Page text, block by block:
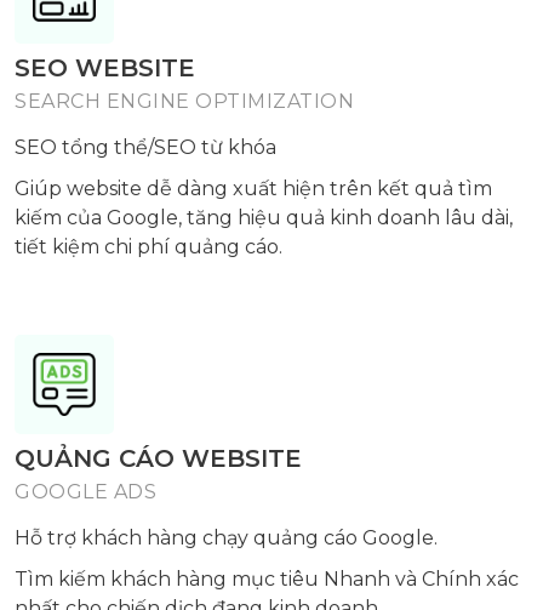
SEO WEBSITE
SEARCH ENGINE OPTIMIZATION
SEO tổng thể/SEO từ khóa
Giúp website dễ dàng xuất hiện trên kết quả tìm
kiếm của Google, tăng hiệu quả kinh doanh lâu dài,
tiết kiệm chi phí quảng cáo.
QUẢNG CÁO WEBSITE
GOOGLE ADS
Hỗ trợ khách hàng chạy quảng cáo Google.
Tìm kiếm khách hàng mục tiêu Nhanh và Chính xác